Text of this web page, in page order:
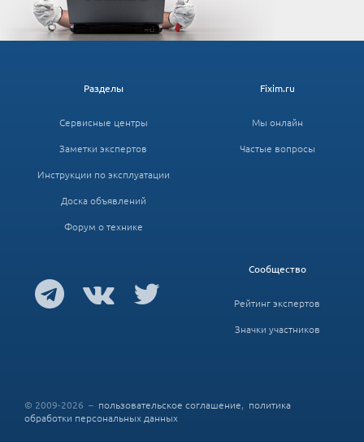
Fixim.ru
Мы онлайн
Частые вопросы
Разделы
Сервисные центры
Заметки экспертов
Инструкции по эксплуатации
Доска объявлений
Форум о технике
Сообщество
Рейтинг экспертов
Значки участников
© 2009-2026 – пользовательское соглашение, политика
обработки персональных данных